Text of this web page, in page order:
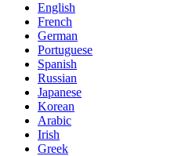
English
French
German
Portuguese
Spanish
Russian
Japanese
Korean
Arabic
Irish
Greek